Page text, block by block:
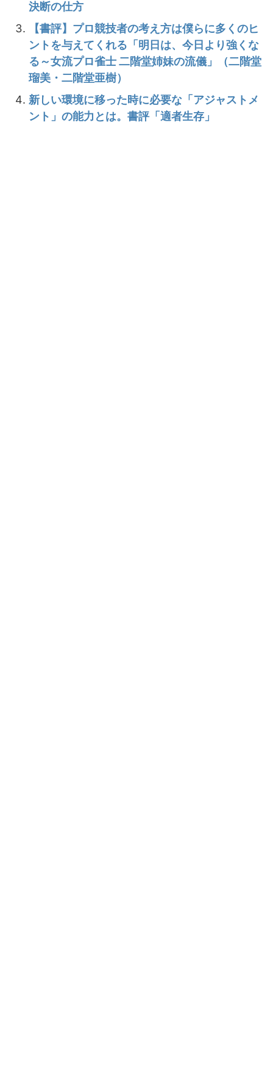
決断の仕方
【書評】プロ競技者の考え方は僕らに多くのヒ
ントを与えてくれる「明日は、今日より強くな
る～女流プロ雀士 二階堂姉妹の流儀」（二階堂
瑠美・二階堂亜樹）
新しい環境に移った時に必要な「アジャストメ
ント」の能力とは。書評「適者生存」